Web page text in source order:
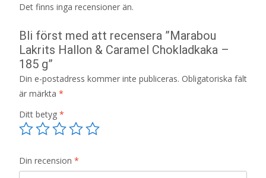
Det finns inga recensioner än.
Bli först med att recensera ”Marabou
Lakrits Hallon & Caramel Chokladkaka –
185 g”
Din e-postadress kommer inte publiceras. Obligatoriska fält
är märkta *
Ditt betyg *
Din recension *